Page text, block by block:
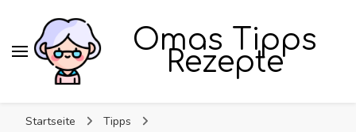
Omas Tipps
Rezepte
Startseite
Tipps